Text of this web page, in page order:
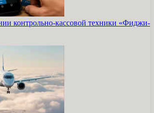
контрольно-кассовой техники «Фиджи-